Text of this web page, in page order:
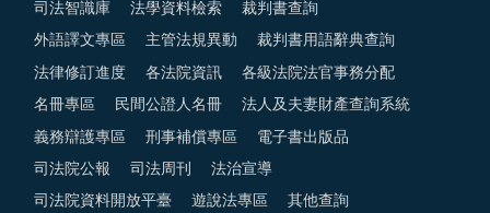
司法智識庫 法學資料檢索 裁判書查詢
外語譯文專區 主管法規異動 裁判書用語辭典查詢
法律修訂進度 各法院資訊 各級法院法官事務分配
名冊專區 民間公證人名冊 法人及夫妻財產查詢系統
義務辯護專區 刑事補償專區 電子書出版品
司法院公報 司法周刊 法治宣導
司法院資料開放平臺 遊說法專區 其他查詢